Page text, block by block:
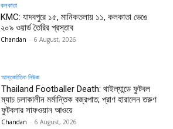
কলকাতা
KMC: যাদবপুরে ১৫, মানিকতলায় ১১, কলকাতা ভেঙে
২০৯ ওয়ার্ড তৈরির প্রস্তাব
Chandan - 6 August, 2026
আন্তর্জাতিক নিউজ
Thailand Footballer Death: থাইল্যান্ডে ফুটবল
ম্যাচ চলাকালীন মর্মান্তিক বজ্রপাত; প্রাণ হারালেন তরুণ
ফুটবলার সাফওয়ান আওয়ে
Chandan - 6 August, 2026